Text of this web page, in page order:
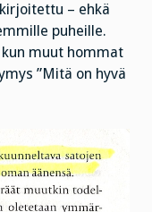
– ehkä
puheille.
muut hommat
”Mitä on hyvä